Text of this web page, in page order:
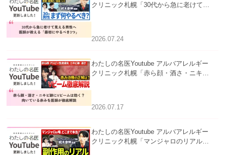
クリニック札幌「30代から急に老けて見
べき3つ」」を公開いたしました。
2026.07.24
わたしの名医Youtube アルバアレルギー
クリニック札幌「赤ら顔・酒さ・ニキビ
医師が徹底解説」を公開いたしました。
2026.07.17
わたしの名医Youtube アルバアレルギー
クリニック札幌「マンジャロのリアル｜